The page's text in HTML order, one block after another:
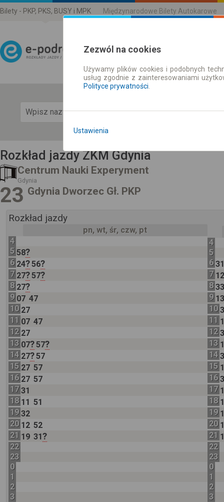
Bilety - PKP, PKS, BUSY i MPK Międzynarodowe Bilety Autokarowe
Rozkład Jazdy | Bilety
Rozkład jazdy ZKM Gdynia
Centrum Nauki Experyment
Gdynia
23 Gdynia Dworzec Gł. PKP
Rozkład jazdy
pn, wt, śr, czw, pt
4
5 58?
6 24?56?
7 27?57?
8 27?
9 07 47
10 27
11 07 47
12 27
13 07?57?
14 27?57
15 27 57
16 27 57
17 31
18 11 51
19 32
20 12 52
21 19 31?
22
23
0
1
2
3
4
5
6
7
8
9
10
11
12
13
14
15
16
17
18
19
20
21
22
23
0
1
2
3
Zezwól na cookies
Używamy plików cookies i podobnych
usług zgodnie z zainteresowaniami
Polityce prywatności
Ustawienia